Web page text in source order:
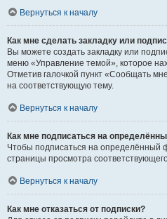
Вернуться к началу
Как мне сделать закладку или
Вы можете создать закладку или
меню «Управление темой», которое
Отметив галочкой пункт «Сообщать
на соответствующую тему.
Вернуться к началу
Как мне подписаться на
Чтобы подписаться на определённый
страницы просмотра
Вернуться к началу
Как мне отказаться от подписки?